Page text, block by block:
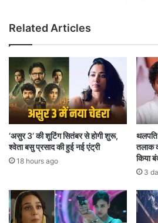
र
में
5
0
%
उ
अ
भी
है
क
गे
जो
रू
ओ
व
टे
स्ट
में
ड़े
रि
कॉ
Related Articles
‘असुर 3’ की शूटिंग सितंबर से होगी शुरू,
श्वेता बसु प्रसाद की हुई नई एंट्री
18 hours ago
थलपति
तलाक
किया
3